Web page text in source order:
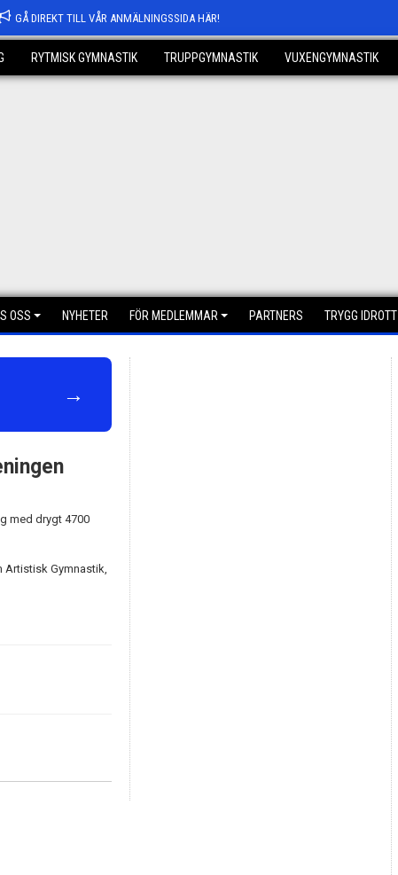
GÅ DIREKT TILL VÅR ANMÄLNINGSSIDA HÄR!
RYTMISK GYMNASTIK TRUPPGYMNASTIK VUXENGYMNASTIK
OSS NYHETER FÖR MEDLEMMAR PARTNERS TRYGG IDROTT
→
med drygt 4700
Artistisk Gymnastik,